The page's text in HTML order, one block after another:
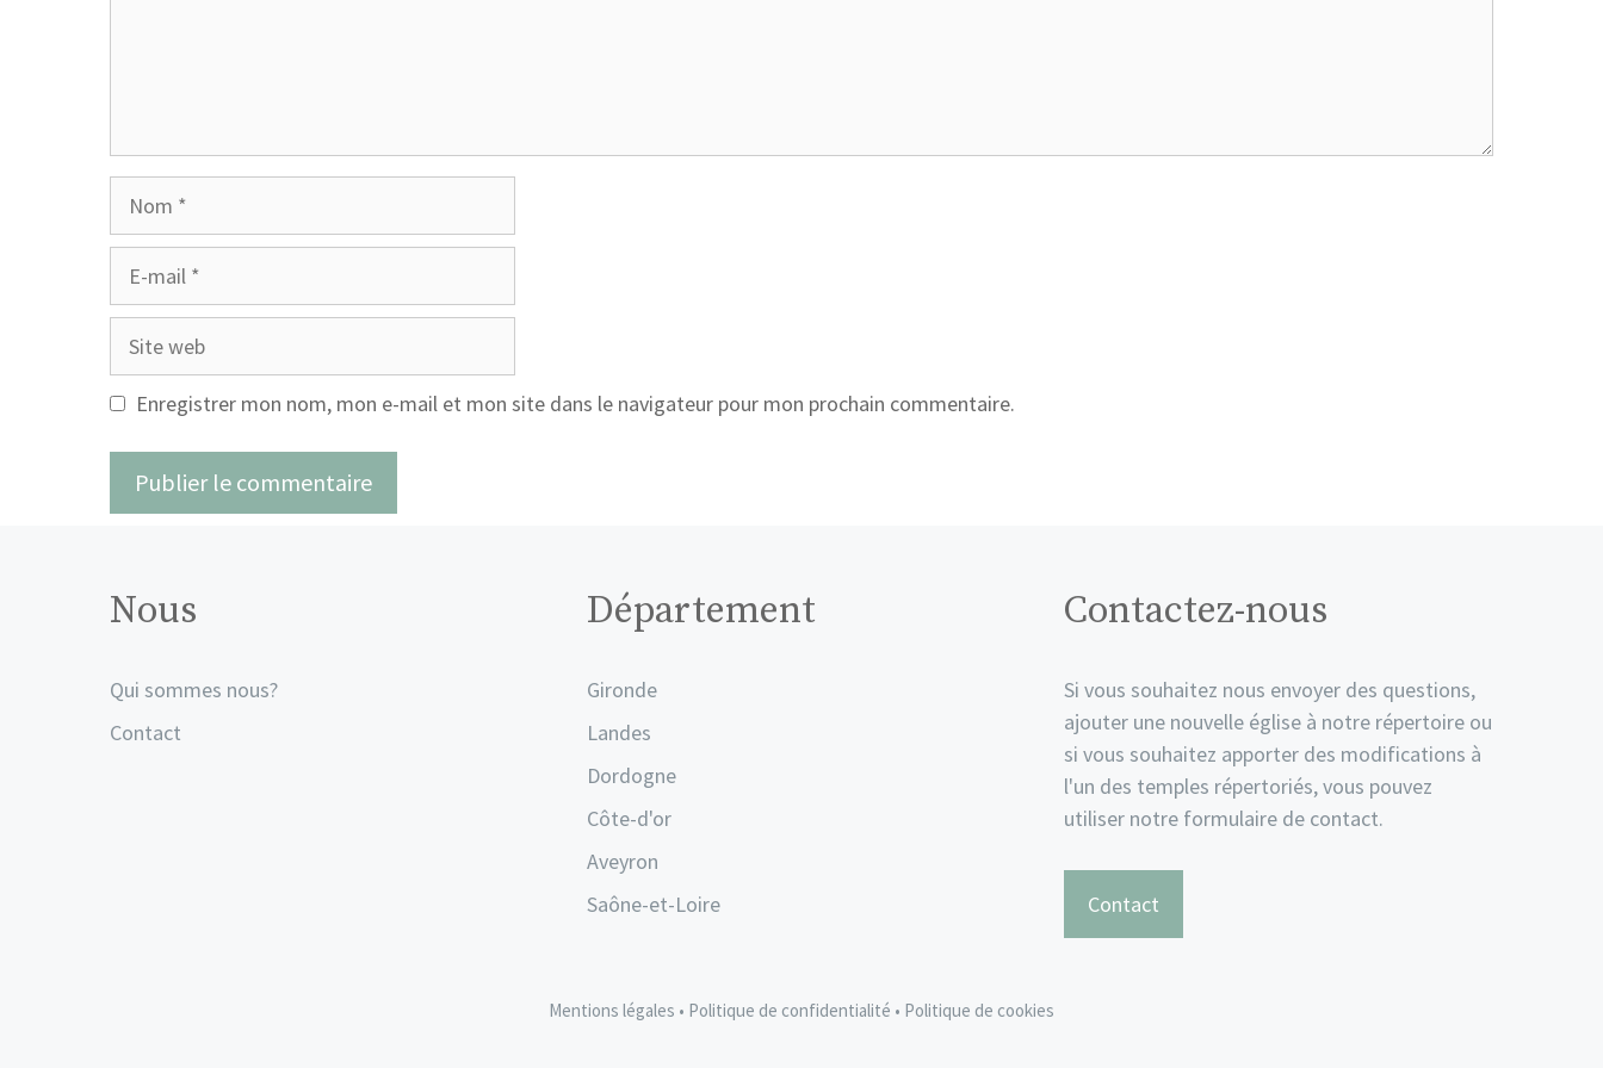
Site
Enregistrer mon nom, mon e-mail et mon site dans le navigateur pour mon prochain commentaire.
Nous
Qui sommes nous?
Contact
Département
Gironde
Landes
Dordogne
Côte-d'or
Aveyron
Saône-et-Loire
Contactez-nous
Si vous souhaitez nous envoyer des questions,
ajouter une nouvelle église à notre répertoire ou
si vous souhaitez apporter des modifications à
l'un des temples répertoriés, vous pouvez
utiliser notre formulaire de contact.
Contact
Mentions légales • Politique de confidentialité • Politique de cookies